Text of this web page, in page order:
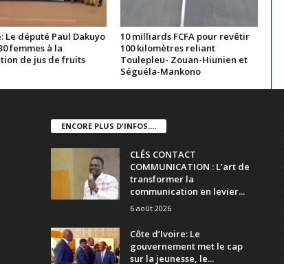
Le député Paul Dakuyo
femmes à la
de jus de fruits
10 milliards FCFA pour revêtir
100 kilomètres reliant
Toulepleu- Zouan-Hiunien et
Séguéla-Mankono
ENCORE PLUS D'INFOS....
CLÉS CONTACT
COMMUNICATION : L’art de
transformer la
communication en levier...
6 août 2026
Côte d’Ivoire: Le
gouvernement met le cap
sur la jeunesse, le...